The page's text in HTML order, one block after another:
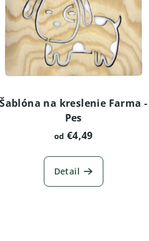
Šablóna na kreslenie Farma -
Pes
od €4,49
Detail